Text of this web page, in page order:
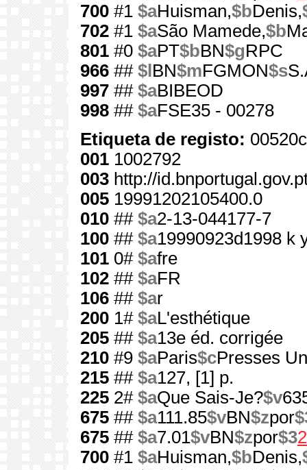
700 #1 $aHuisman,$bDenis,
702 #1 $aSão Mamede,$b
801 #0 $aPT$bBN$gRPC
966 ## $l BN$mFGMON$s
997 ## $aBIBEOD
998 ## $aFSE35 - 00278
Etiqueta de registo:
001 1002792
003 http://
005 19991202105400.0
010 ## $a2-13-044177-7
100 ## $a19990923d1998 k
101 0# $afre
102 ## $aFR
106 ## $ar
200 1# $aL'esthétique
205 ## $a13e éd. corrigée
210 #9 $aParis$cPresses
215 ## $a127, [1] p.
225 2# $aQue Sais-Je?$v
675 ## $a111.85$vBN$zpor
675 ## $a7.01$vBN$zpor$3
700 #1 $aHuisman,$bDenis,